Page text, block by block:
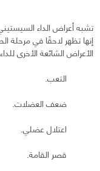
تشبه أعراض الداء
إنها تظهر لاحقًا في
الأعراض الشائعة الأخرى
التعب.
ضعف العضلات.
اعتلال عضلي.
قصر القامة.